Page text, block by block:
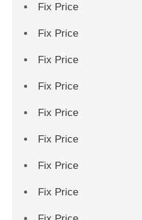
Fix Price
Fix Price
Fix Price
Fix Price
Fix Price
Fix Price
Fix Price
Fix Price